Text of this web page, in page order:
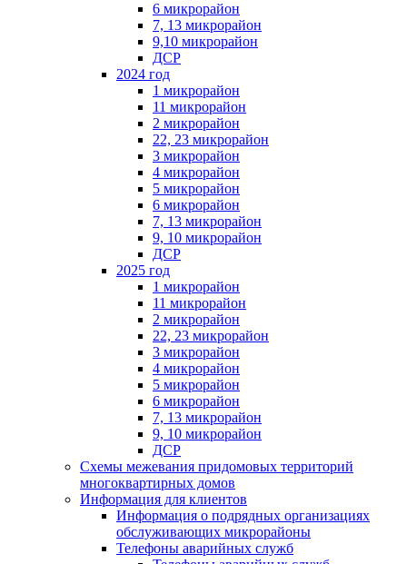
6 микрорайон
7, 13 микрорайон
9,10 микрорайон
ДСР
2024 год
1 микрорайон
11 микрорайон
2 микрорайон
22, 23 микрорайон
3 микрорайон
4 микрорайон
5 микрорайон
6 микрорайон
7, 13 микрорайон
9, 10 микрорайон
ДСР
2025 год
1 микрорайон
11 микрорайон
2 микрорайон
22, 23 микрорайон
3 микрорайон
4 микрорайон
5 микрорайон
6 микрорайон
7, 13 микрорайон
9, 10 микрорайон
ДСР
Схемы межевания придомовых территорий
многоквартирных домов
Информация для клиентов
Информация о подрядных организациях
обслуживающих микрорайоны
Телефоны аварийных служб